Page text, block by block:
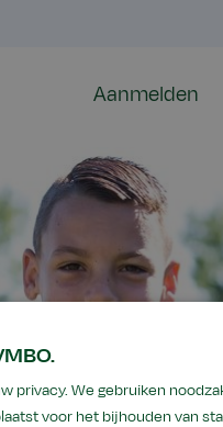
Aanmelden
privacy. We gebruiken
voor het bijhouden van